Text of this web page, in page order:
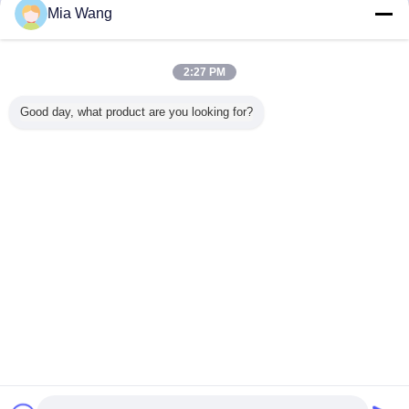
Indonesian
Tampilan desktop
Mia Wang
2:27 PM
Good day, what product are you looking for?